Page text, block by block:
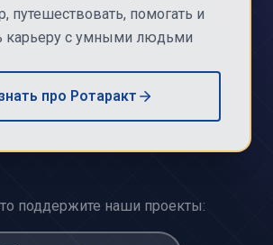
путешествовать, помогать и
карьеру с умными людьми
про Ротаракт
поддержите наши проекты: